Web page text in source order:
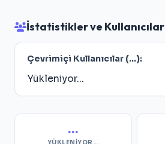
İstatistikler ve Kullanıcılar
Çevrimiçi Kullanıcılar (...):
Yükleniyor...
...